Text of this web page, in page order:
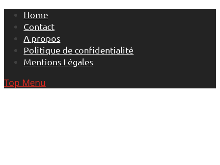
Skip
content
Home
Contact
A propos
Politique de confidentialité
Mentions Légales
Top Menu